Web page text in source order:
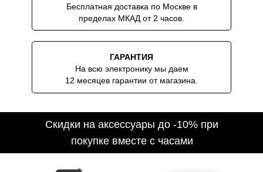
ГАРАНТИЯ
На всю электронику мы даем
12 месяцев гарантии от магазина.
Бесплатная доставка по Москве в
пределах МКАД от 2 часов.